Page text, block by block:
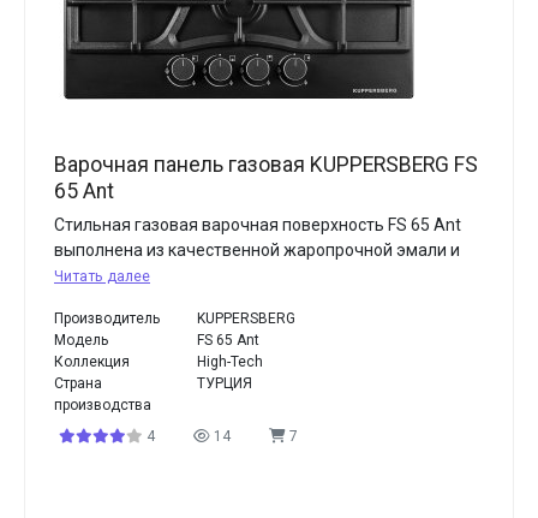
Варочная панель газовая KUPPERSBERG FS
65 Ant
Стильная газовая варочная поверхность FS 65 Ant
выполнена из качественной жаропрочной эмали и
Читать далее
Производитель
KUPPERSBERG
Модель
FS 65 Ant
Коллекция
High-Tech
Страна
производства
ТУРЦИЯ
4 14 7